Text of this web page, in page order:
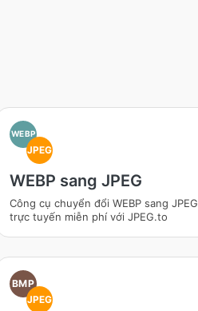
WEBP
JPEG
WEBP sang JPEG
Công cụ chuyển đổi WEBP sang JPEG
trực tuyến miễn phí với JPEG.to
BMP
JPEG